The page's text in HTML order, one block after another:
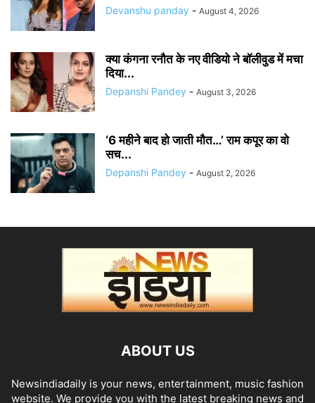
Devanshu panday - August 4, 2026
क्या कंगना रनौत के नए वीडियो ने बॉलीवुड में मचा
दिया...
Depanshi Pandey - August 3, 2026
‘6 महीने बाद हो जाती मौत…’ राम कपूर का वो
सच...
Depanshi Pandey - August 2, 2026
ABOUT US
Newsindiadaily is your news, entertainment, music fashion
website. We provide you with the latest breaking news and